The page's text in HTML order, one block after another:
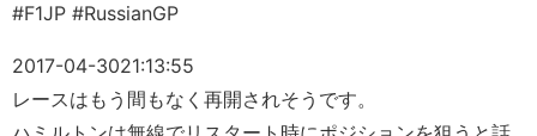
#F1JP #RussianGP
2017-04-3021:13:55
レースはもう間もなく再開されそうです。